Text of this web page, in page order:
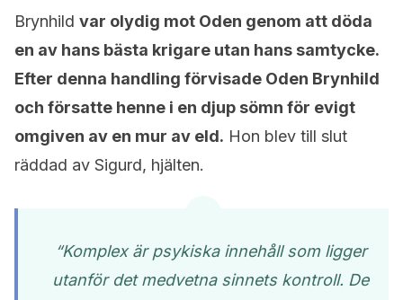
Brynhild var olydig mot Oden genom att döda
en av hans bästa krigare utan hans samtycke.
Efter denna handling förvisade Oden Brynhild
och försatte henne i en djup sömn för evigt
omgiven av en mur av eld. Hon blev till slut
räddad av Sigurd, hjälten.
“Komplex är psykiska innehåll som ligger
utanför det medvetna sinnets kontroll. De